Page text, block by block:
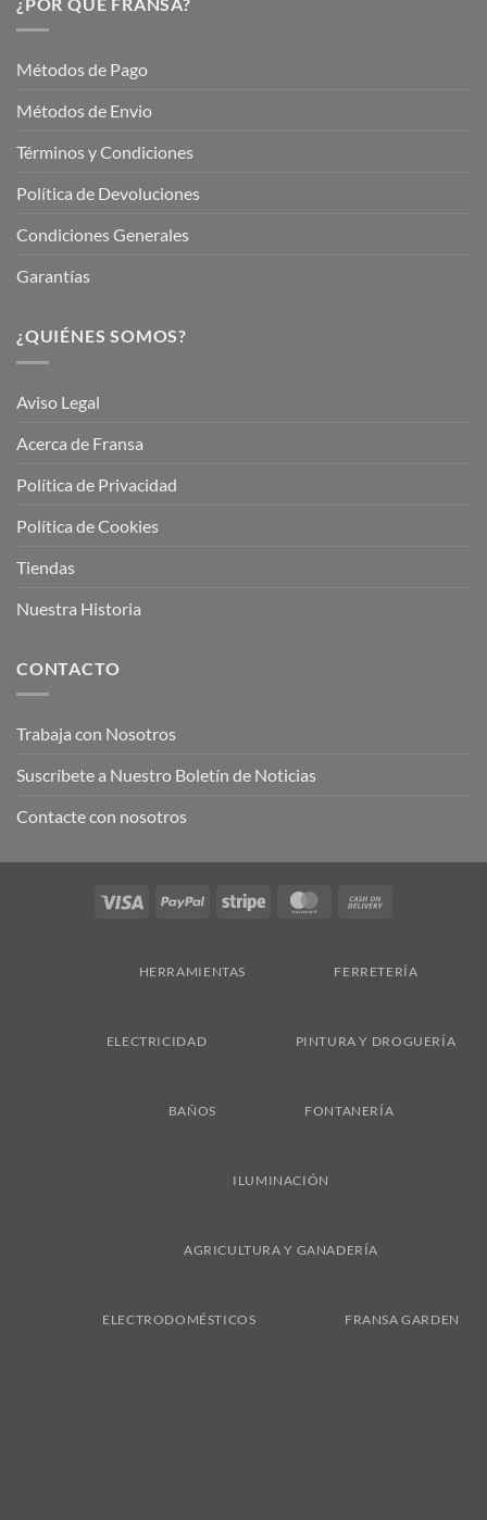
Métodos de Pago
Métodos de Envio
Términos y Condiciones
Política de Devoluciones
Condiciones Generales
Garantías
¿QUIÉNES SOMOS?
Aviso Legal
Acerca de Fransa
Política de Privacidad
Política de Cookies
Tiendas
Nuestra Historia
CONTACTO
Trabaja con Nosotros
Suscríbete a Nuestro Boletín de Noticias
Contacte con nosotros
Visa PayPal Stripe MasterCard
HERRAMIENTAS FERRETERÍA
ELECTRICIDAD PINTURA Y DROGUERÍA
BAÑOS FONTANERÍA
ILUMINACIÓN
AGRICULTURA Y GANADERÍA
ELECTRODOMÉSTICOS FRANSA GARDEN